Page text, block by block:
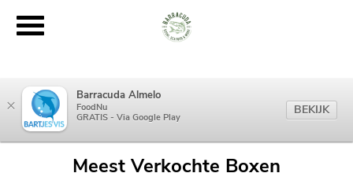
Meest Verkochte Boxen
× Barracuda Almelo
FoodNu
GRATIS - Via Google Play
BEKIJK